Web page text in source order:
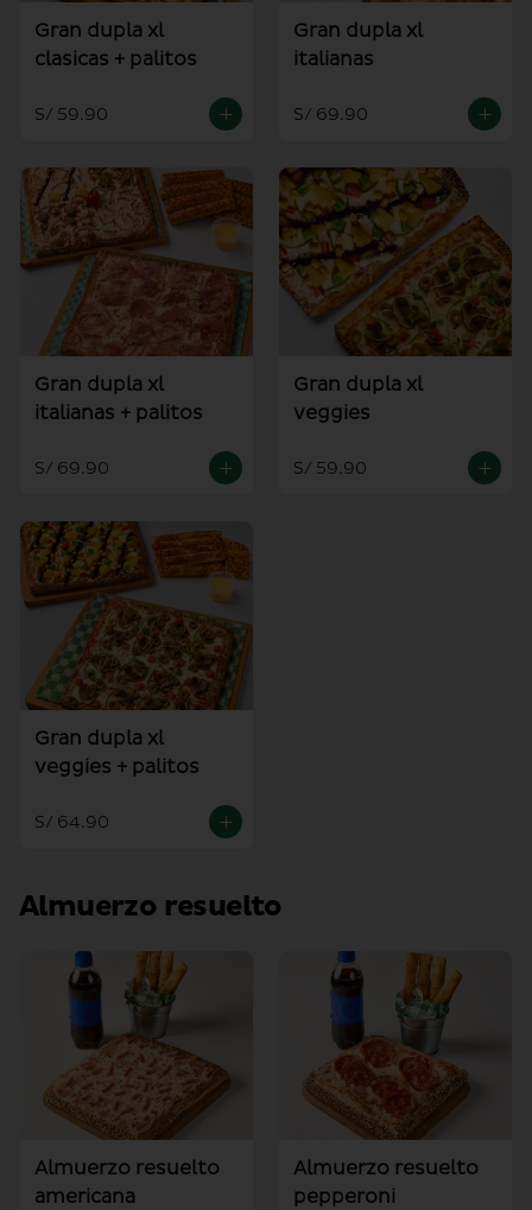
Gran dupla xl
clasicas + palitos
S/ 59.90
Gran dupla xl
italianas
S/ 69.90
Gran dupla xl
italianas + palitos
S/ 69.90
Gran dupla xl
veggies
S/ 59.90
Gran dupla xl
veggies + palitos
S/ 64.90
Almuerzo resuelto
Almuerzo resuelto
americana
Almuerzo resuelto
pepperoni